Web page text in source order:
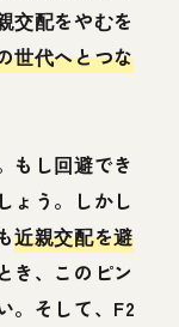
交配をやむを
世代へとつな
もし回避でき
ょう。しかし
近親交配を避
き、このピン
。そして、F2